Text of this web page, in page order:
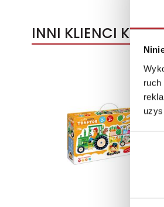
Wybór
zgody
INNI KLIENCI